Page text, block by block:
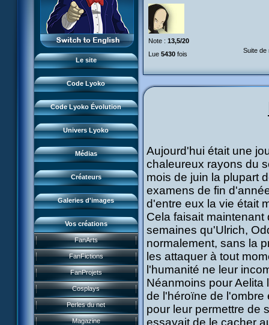
Le site
L'équipe
LyokoRéseau
Professionnels
Code Lyoko
Monstres
Lieux
Dossiers
Lyokostats
Historique CL
Code Lyoko Évolution
XANA
Monstres
Lieux
Dossiers
Lyokostats
Histoire CLE
Univers Lyoko
Garage Kids
Bande dessinée
CL Chronicles
Évènements CL
Source d'inspiration
Interviews
Médias
Musiques
Renders & images HD
Conceptuels
Revue de presse
Subdigitals US
Créateurs
Moonscoop
Norimage
Créateurs CL
Créateurs CLE
Galeries d'images
Code Lyoko
Évolution (Terre)
Évolution (Virtuel)
Renders & images HD
Vos créations
FanArts
FanFictions
FanProjets
Cosplays
Perles du net
Magazine
DVD et vidéos
CD et singles
Livres
Jeux vidéo
Jeux et jouets
Présentation
Historique
Les personnages
Les pouvoirs
Guide du jeu
Course CL
Perdus ds Lyoko
Form Anti-XANA
Frôlion Attack
Mort des frelions
Note : 13,5/20
Lue 5430 fois Suite de
Aujourd'hui était une
chaleureux rayons du
mois de juin la plupart
examens de fin
d'entre eux la vie était
Cela faisait
semaines qu'Ulrich,
normalement, sans la
les attaquer à tout
l'humanité ne leur
Néanmoins pour Aelita
de l'héroïne de l'ombre
pour leur permettre de
essayait de le cacher